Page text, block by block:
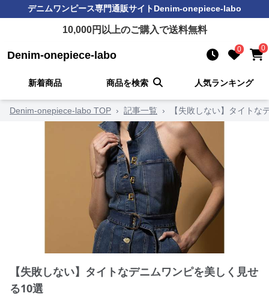
デニムワンピース専門通販サイトDenim-onepiece-labo
10,000円以上のご購入で送料無料
Denim-onepiece-labo 0 0
新着商品 商品を検索 人気ランキング
Denim-onepiece-labo TOP › 記事一覧 › 【失敗しない】タイトな
【失敗しない】タイトなデニムワンピを美しく見せ
る10選